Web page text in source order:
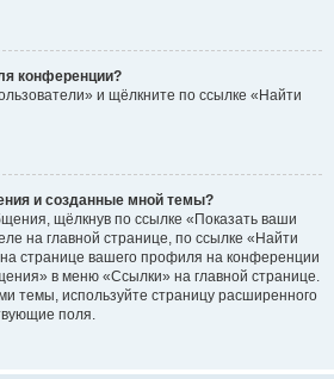
конференции?
и щёлкните по ссылке «Найти
и созданные мной темы?
щёлкнув по ссылке «Показать ваши
на главной странице, по ссылке «Найти
странице вашего профиля на конференции
в меню «Ссылки» на главной странице.
темы, используйте страницу расширенного
поля.